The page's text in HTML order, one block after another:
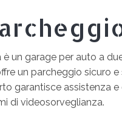
un garage per auto a
un parcheggio sicuro
garantisce assistenza
di videosorveglianza.